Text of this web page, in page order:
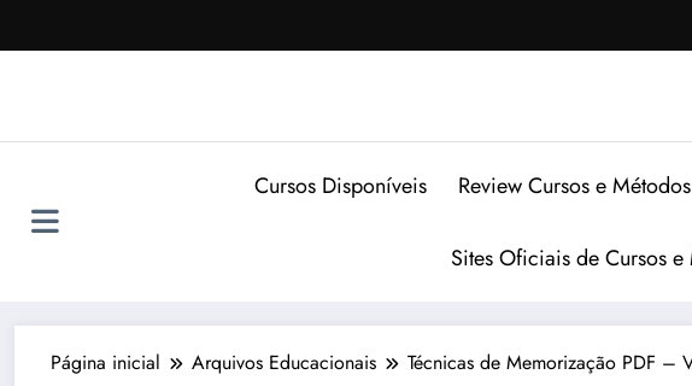
para
Cursos Disponíveis Review Cursos e Métodos
Sites Oficiais de Cursos e
Página inicial Arquivos Educacionais Técnicas de Memorização PDF –